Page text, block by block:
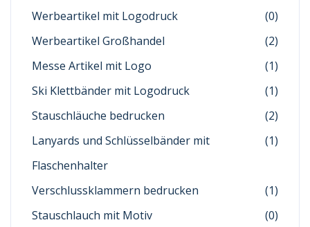
Werbeartikel mit Logodruck
(0)
Werbeartikel Großhandel
(2)
Messe Artikel mit Logo
(1)
Ski Klettbänder mit Logodruck
(1)
Stauschläuche bedrucken
(2)
Lanyards und Schlüsselbänder mit
Flaschenhalter
(1)
Verschlussklammern bedrucken
(1)
Stauschlauch mit Motiv
(0)